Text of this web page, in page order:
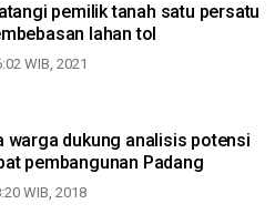
pemilik tanah satu persatu
lahan tol
WIB, 2021
warga dukung analisis potensi
pembangunan Padang
WIB, 2018